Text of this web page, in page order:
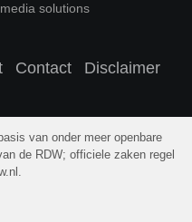
solutions
Contact Disclaimer
van onder meer openbare
de RDW; officiele zaken regel